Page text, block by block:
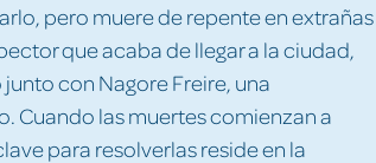
pero muere de repente en extrañas
que acaba de llegar a la ciudad,
con Nagore Freire, una
Cuando las muertes comienzan a
para resolverlas reside en la